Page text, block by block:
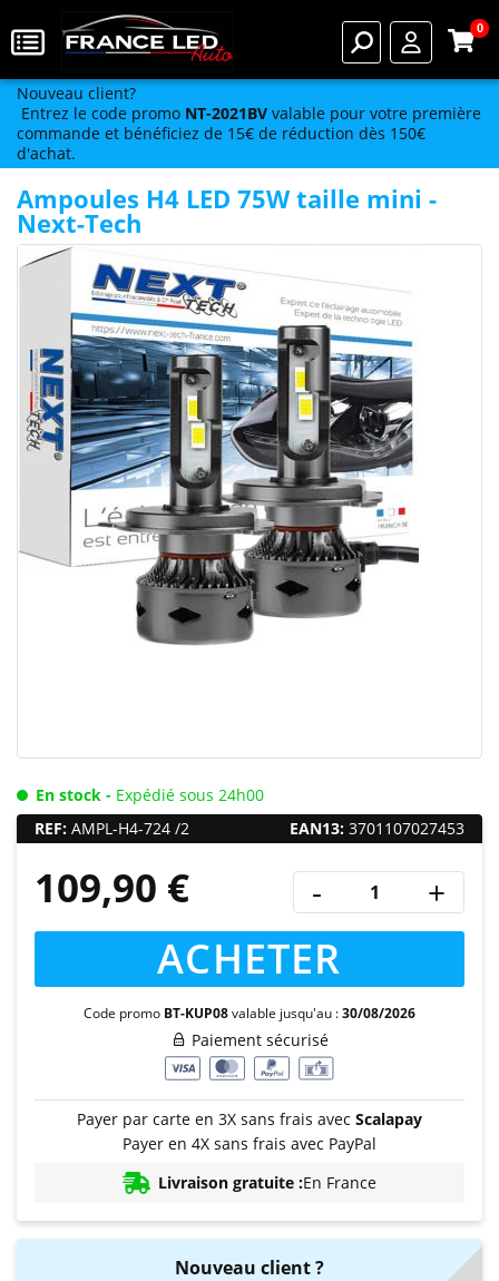
0
Nouveau client?
Entrez le code promo NT-2021BV valable pour votre première
commande et bénéficiez de 15€ de réduction dès 150€
d'achat.
Ampoules H4 LED 75W taille mini -
Next-Tech
En stock - Expédié sous 24h00
REF: AMPL-H4-724 /2 EAN13: 3701107027453
109,90 € - +
ACHETER
Code promo BT-KUP08valable jusqu'au :30/08/2026
Paiement sécurisé
Payer par carte en 3X sans frais avec Scalapay
Payer en 4X sans frais avec PayPal
Livraison gratuite :En France
Nouveau client ?